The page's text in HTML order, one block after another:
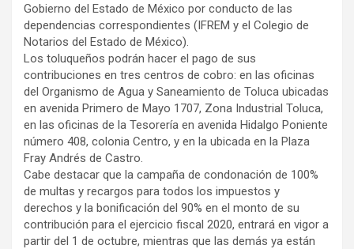
Gobierno del Estado de México por conducto de las
dependencias correspondientes (IFREM y el Colegio de
Notarios del Estado de México).
Los toluqueños podrán hacer el pago de sus
contribuciones en tres centros de cobro: en las oficinas
del Organismo de Agua y Saneamiento de Toluca ubicadas
en avenida Primero de Mayo 1707, Zona Industrial Toluca,
en las oficinas de la Tesorería en avenida Hidalgo Poniente
número 408, colonia Centro, y en la ubicada en la Plaza
Fray Andrés de Castro.
Cabe destacar que la campaña de condonación de 100%
de multas y recargos para todos los impuestos y
derechos y la bonificación del 90% en el monto de su
contribución para el ejercicio fiscal 2020, entrará en vigor a
partir del 1 de octubre, mientras que las demás ya están